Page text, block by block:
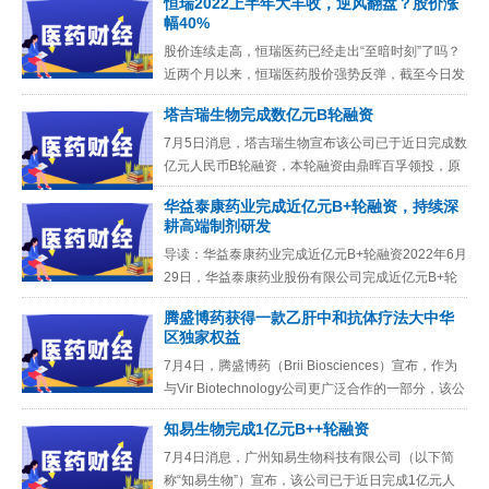
幅40%
股价连续走高，恒瑞医药已经走出“至暗时刻”了吗？
近两个月以来，恒瑞医药股价强势反弹，截至今日发
稿，股价最高报收41.59元/股，涨幅约40%。历经一
年多“至暗时
塔吉瑞生物完成数亿元B轮融资
7月5日消息，塔吉瑞生物宣布该公司已于近日完成数
亿元人民币B轮融资，本轮融资由鼎晖百孚领投，原
股东建银国际、深创投、东方富海等继续跟投。根据
新闻稿，此轮融资资金
华益泰康药业完成近亿元B+轮融资，持续深
耕高端制剂研发
导读：华益泰康药业完成近亿元B+轮融资2022年6月
29日，华益泰康药业股份有限公司完成近亿元B+轮
融资，由产业投资人海翔药业领投。本轮融资将用于
华益泰康高端制
腾盛博药获得一款乙肝中和抗体疗法大中华
区独家权益
7月4日，腾盛博药（Brii Biosciences）宣布，作为
与Vir Biotechnology公司更广泛合作的一部分，该公
司行使了其选择权，获得一款靶向乙
知易生物完成1亿元B++轮融资
7月4日消息，广州知易生物科技有限公司（以下简
称“知易生物”）宣布，该公司已于近日完成1亿元人